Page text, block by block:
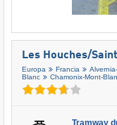
Les Houches/​
Europa Francia
Blanc
Chamonix-Mont-